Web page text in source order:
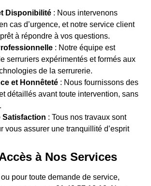
Disponibilité : Nous intervenons
cas d’urgence, et notre service client
à répondre à vos questions.
: Notre équipe est
serruriers expérimentés et formés aux
de la serrurerie.
et Honnêteté : Nous fournissons des
détaillés avant toute intervention, sans
Satisfaction : Tous nos travaux sont
vous assurer une tranquillité d’esprit
à Nos Services
ou pour toute demande de service,